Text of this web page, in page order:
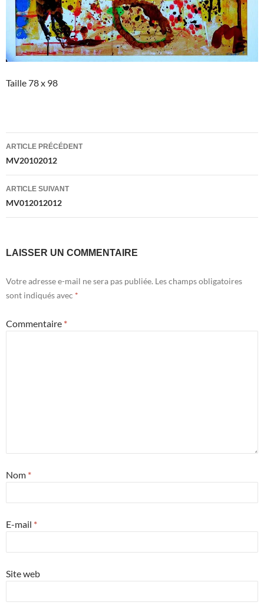
Taille 78 x 98
Navigation
des
articles
ARTICLE PRÉCÉDENT
MV20102012
ARTICLE SUIVANT
MV012012012
LAISSER UN COMMENTAIRE
Votre adresse e-mail ne sera pas publiée. Les champs obligatoires
sont indiqués avec *
Commentaire *
Nom *
E-mail *
Site web